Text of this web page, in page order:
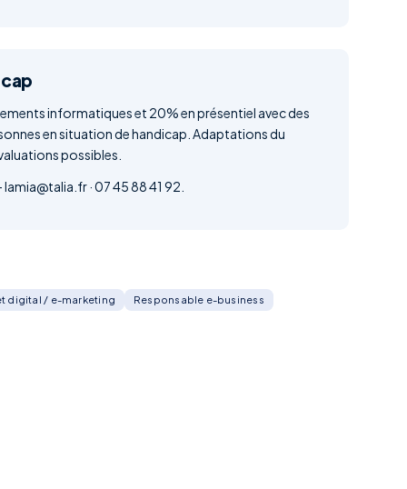
informatiques et 20% en présentiel avec des
en situation de handicap. Adaptations du
possibles.
· 07 45 88 41 92.
digital / e-marketing Responsable e-business